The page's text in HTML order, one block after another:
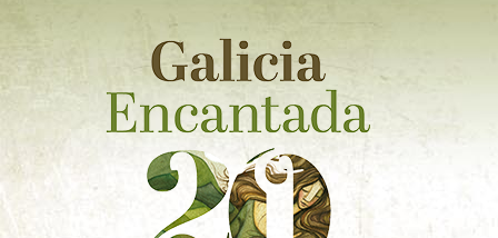
GALICIA ENCANTADA
DOCUMENTACION
NOVAS
CONTACTO